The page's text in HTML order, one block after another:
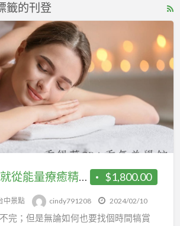
籤的刊登
$1,800.00
美好的一天~就從能量療癒精油Spa開始~歡迎來到香緹薇SPA香氛美學館~
中景點 cindy791208 2024/02/10
完；但是無論如何也要找個時間犒賞